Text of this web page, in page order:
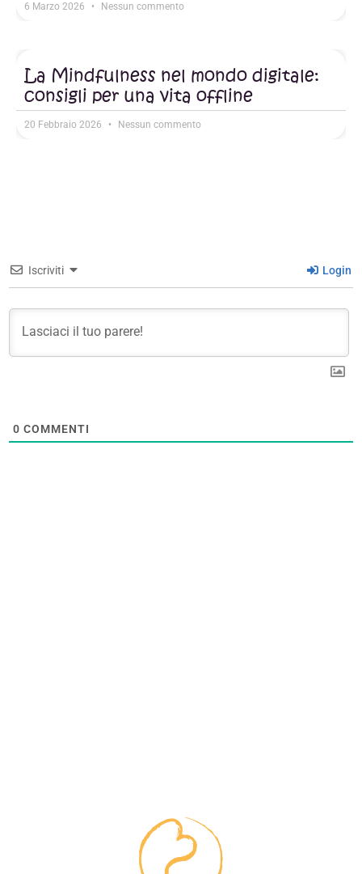
6 Marzo 2026 Nessun commento
La Mindfulness nel mondo digitale:
consigli per una vita offline
20 Febbraio 2026 Nessun commento
Iscriviti Login
0 COMMENTI